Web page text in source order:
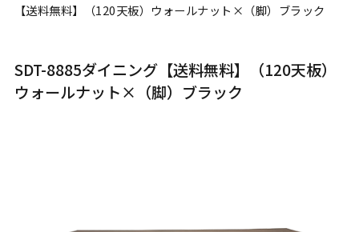
【送料無料】（120天板）ウォールナット×（脚）ブラック
SDT-8885ダイニング【送料無料】（120天板）
ウォールナット×（脚）ブラック